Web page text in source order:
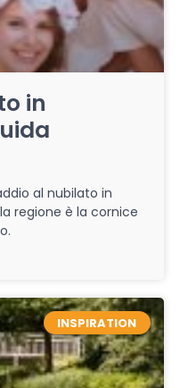
in
al nubilato in
regione è la cornice
INSPIRATION